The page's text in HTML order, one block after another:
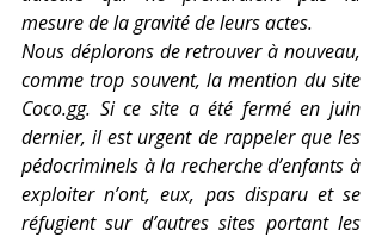
mesure de la gravité de leurs actes.
Nous déplorons de retrouver à nouveau,
Coco.gg. Si ce site a été fermé en juin
dernier, il est urgent de rappeler que les
pédocriminels à la recherche d’enfants à
exploiter n’ont, eux, pas disparu et se
réfugient sur d’autres sites portant les